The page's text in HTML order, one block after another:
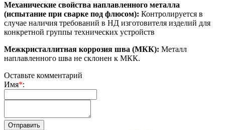
Механические свойства наплавленного металла
(испытание при сварке под флюсом): Контролируется в
случае наличия требований в НД изготовителя изделий для
конкретной группы технических устройств
Межкристаллитная коррозия шва (МКК): Металл
наплавленного шва не склонен к МКК.
Оставьте комментарий
Имя*: